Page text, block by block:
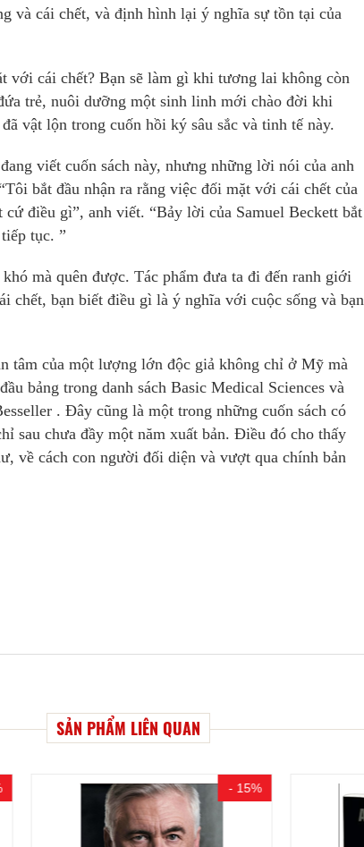
và cái chết, và định hình lại ý nghĩa sự tồn tại của
với cái chết? Bạn sẽ làm gì khi tương lai không còn
trẻ, nuôi dưỡng một sinh linh mới chào đời khi
vật lộn trong cuốn hồi ký sâu sắc và tinh tế này.
viết cuốn sách này, nhưng những lời nói của anh
bắt đầu nhận ra rằng việc đối mặt với cái chết của
điều gì”, anh viết. “Bảy lời của Samuel Beckett bắt
tục. ”
mà quên được. Tác phẩm đưa ta đi đến ranh giới
chết, bạn biết điều gì là ý nghĩa với cuộc sống và bạn
tâm của một lượng lớn độc giả không chỉ ở Mỹ mà
bảng trong danh sách Basic Medical Sciences và
. Đây cũng là một trong những cuốn sách có
sau chưa đầy một năm xuất bản. Điều đó cho thấy
về cách con người đối diện và vượt qua chính bản
SẢN PHẨM LIÊN QUAN
- 15% - 15%